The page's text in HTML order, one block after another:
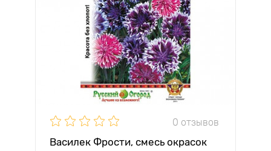
0 отзывов
Василек Фрости, смесь окрасок